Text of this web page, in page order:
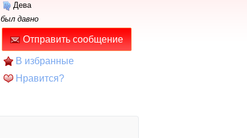
Дева
был давно
Отправить сообщение
В избранные
Нравится?